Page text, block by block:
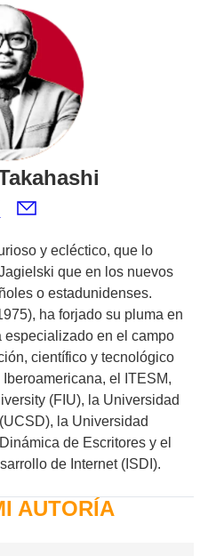
y ecléctico, que lo
que en los nuevos
o estadunidenses.
ha forjado su pluma en
en el campo
científico y tecnológico
el ITESM,
(FIU), la Universidad
la Universidad
de Escritores y el
de Internet (ISDI).
AUTORÍA